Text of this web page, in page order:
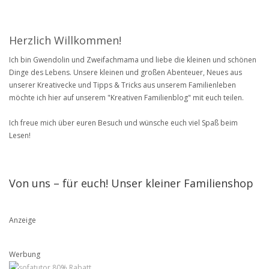
Herzlich Willkommen!
Ich bin Gwendolin und Zweifachmama und liebe die kleinen und schönen
Dinge des Lebens. Unsere kleinen und großen Abenteuer, Neues aus
unserer Kreativecke und Tipps & Tricks aus unserem Familienleben
möchte ich hier auf unserem "Kreativen Familienblog" mit euch teilen.
Ich freue mich über euren Besuch und wünsche euch viel Spaß beim
Lesen!
Von uns – für euch! Unser kleiner Familienshop
Anzeige
Werbung